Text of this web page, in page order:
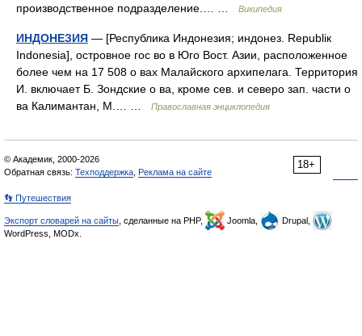
производственное подразделение.… …
Википедия
ИНДОНЕЗИЯ — [Республика Индонезия; индонез. Republiк
Indonesia], островное гос во в Юго Вост. Азии, расположенное
более чем на 17 508 о вах Малайского архипелага. Территория
И. включает Б. Зондские о ва, кроме сев. и северо зап. части о
ва Калимантан, М.… …
Православная энциклопедия
18+
© Академик, 2000-2026
Обратная связь: Техподдержка Реклама на сайте
👣 Путешествия
Экспорт словарей на сайты , сделанные на PHP, Joomla,
Drupal,
WordPress, MODx.